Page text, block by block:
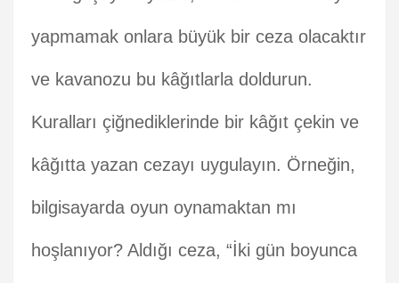
yapmamak onlara büyük bir ceza olacaktır
ve kavanozu bu kâğıtlarla doldurun.
Kuralları çiğnediklerinde bir kâğıt çekin ve
kâğıtta yazan cezayı uygulayın. Örneğin,
bilgisayarda oyun oynamaktan mı
hoşlanıyor? Aldığı ceza, “İki gün boyunca